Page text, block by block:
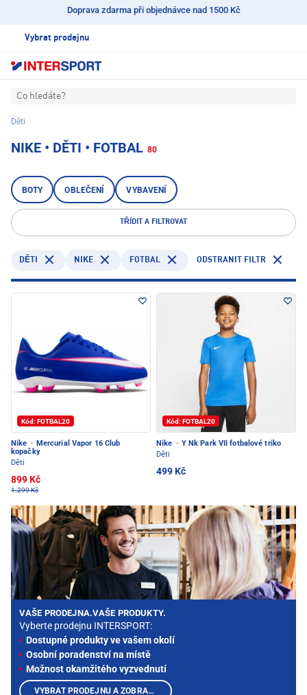
Doprava zdarma při objednávce nad 1500 Kč
Vybrat prodejnu
Co hledáte?
Děti
NIKE • DĚTI • FOTBAL 80
BOTY OBLEČENÍ VYBAVENÍ
TŘÍDIT A FILTROVAT
DĚTI NIKE FOTBAL ODSTRANIT FILTR
Kód: FOTBAL20
Nike · Mercurial Vapor 16 Club
kopačky
Děti
899 Kč
1.299 Kč
Kód: FOTBAL20
Nike · Y Nk Park VII fotbalové triko
Děti
499 Kč
VAŠE PRODEJNA.VAŠE PRODUKTY.
Vyberte prodejnu INTERSPORT:
Dostupné produkty ve vašem okolí
Osobní poradenství na místě
Možnost okamžitého vyzvednutí
VYBRAT PRODEJNU A ZOBRAZIT PRODUKTY